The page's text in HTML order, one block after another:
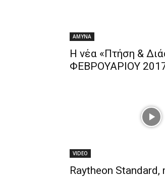
ΑΜΥΝΑ
Η νέα «Πτήση &
ΦΕΒΡΟΥΑΡΙΟΥ
VIDEO
Raytheon Standard,